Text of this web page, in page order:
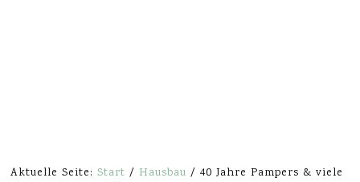
Aktuelle Seite:Start / Hausbau / 40 Jahre Pampers & viele